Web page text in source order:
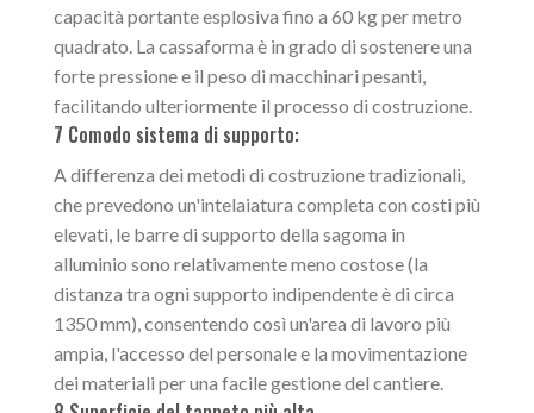
capacità portante esplosiva fino a 60 kg per metro
quadrato. La cassaforma è in grado di sostenere una
forte pressione e il peso di macchinari pesanti,
facilitando ulteriormente il processo di costruzione.
7 Comodo sistema di supporto:
A differenza dei metodi di costruzione tradizionali,
che prevedono un'intelaiatura completa con costi più
elevati, le barre di supporto della sagoma in
alluminio sono relativamente meno costose (la
distanza tra ogni supporto indipendente è di circa
1350 mm), consentendo così un'area di lavoro più
ampia, l'accesso del personale e la movimentazione
dei materiali per una facile gestione del cantiere.